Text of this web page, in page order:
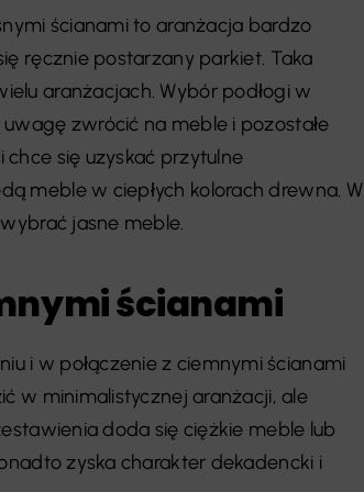
ścianami to aranżacja bardzo
ręcznie postarzany parkiet. Taka
aranżacjach. Wybór podłogi w
zwrócić na meble i pozostałe
się uzyskać przytulne
meble w ciepłych kolorach drewna. W
jasne meble.
ścianami
i w połączenie z ciemnymi ścianami
w minimalistycznej aranżacji, ale
doda się ciężkie meble lub
zyska charakter dekadencki i